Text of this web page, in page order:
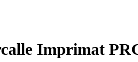
Imprimat